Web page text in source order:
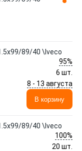
89/40 \Iveco
95%
6 шт.
8 - 13 августа
В корзину
89/40 \Iveco
100%
20 шт.